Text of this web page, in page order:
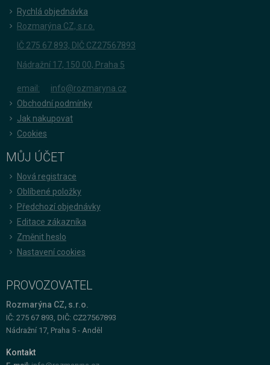
Rychlá objednávka
Rozmarýna CZ, s.r.o.
IČ 275 67 893, DIČ CZ27567893
Nádražní 17, 150 00, Praha 5
email:
info@rozmaryna.cz
Obchodní podmínky
Jak nakupovat
Cookies
MŮJ ÚČET
Nová registrace
Oblíbené položky
Předchozí objednávky
Editace zákazníka
Změnit heslo
Nastavení cookies
PROVOZOVATEL
Rozmarýna CZ, s.r.o.
IČ: 275 67 893, DIČ: CZ27567893
Nádražní 17, Praha 5 - Anděl
Kontakt